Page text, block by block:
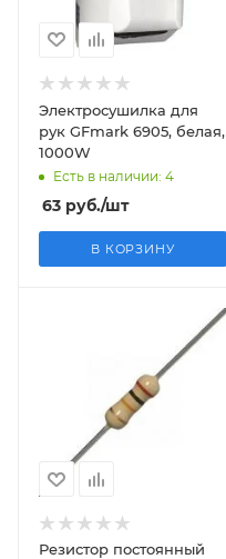
Электросушилка для
рук GFmark 6905, белая,
1000W
Есть в наличии: 4
63 руб./шт
В КОРЗИНУ
Резистор постоянный